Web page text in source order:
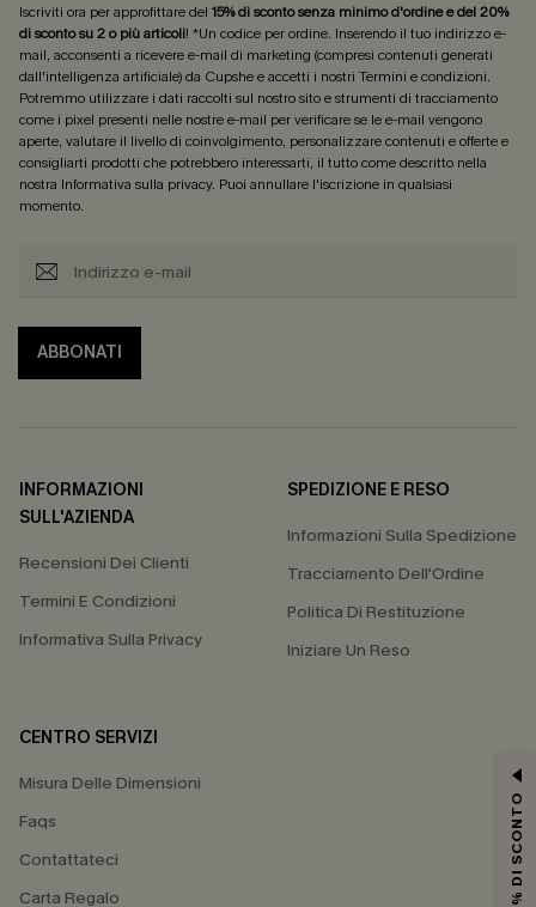
Iscriviti ora per approfittare del 15% di sconto senza minimo d'ordine e del 20%
di sconto su 2 o più articoli! *Un codice per ordine. Inserendo il tuo indirizzo e-
mail, acconsenti a ricevere e-mail di marketing (compresi contenuti generati
dall'intelligenza artificiale) da Cupshe e accetti i nostri Termini e condizioni.
Potremmo utilizzare i dati raccolti sul nostro sito e strumenti di tracciamento
come i pixel presenti nelle nostre e-mail per verificare se le e-mail vengono
aperte, valutare il livello di coinvolgimento, personalizzare contenuti e offerte e
consigliarti prodotti che potrebbero interessarti, il tutto come descritto nella
nostra Informativa sulla privacy. Puoi annullare l'iscrizione in qualsiasi
momento.
ABBONATI
INFORMAZIONI
SULL'AZIENDA
Recensioni Dei Clienti
Termini E Condizioni
Informativa Sulla Privacy
SPEDIZIONE E RESO
Informazioni Sulla Spedizione
Tracciamento Dell'Ordine
Politica Di Restituzione
Iniziare Un Reso
CENTRO SERVIZI
Misura Delle Dimensioni
Faqs
Contattateci
Carta Regalo
15% DI SCONTO